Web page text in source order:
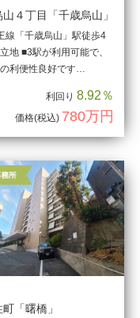
４丁目「千歳烏山」
線「千歳烏山」駅徒歩4
地 ■3駅が利用可能で、
利便性良好です…
利回り8.92％
価格(税込) 780万円
「曙橋」